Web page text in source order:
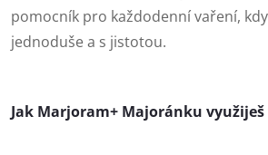
pomocník pro každodenní vaření,
jednoduše a s jistotou.
Jak Marjoram+ Majoránku